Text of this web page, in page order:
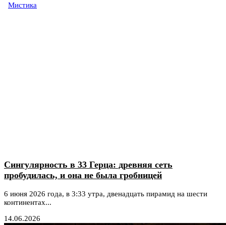
Мистика
Сингулярность в 33 Герца: древняя сеть
пробудилась, и она не была гробницей
6 июня 2026 года, в 3:33 утра, двенадцать пирамид на шести
континентах...
14.06.2026